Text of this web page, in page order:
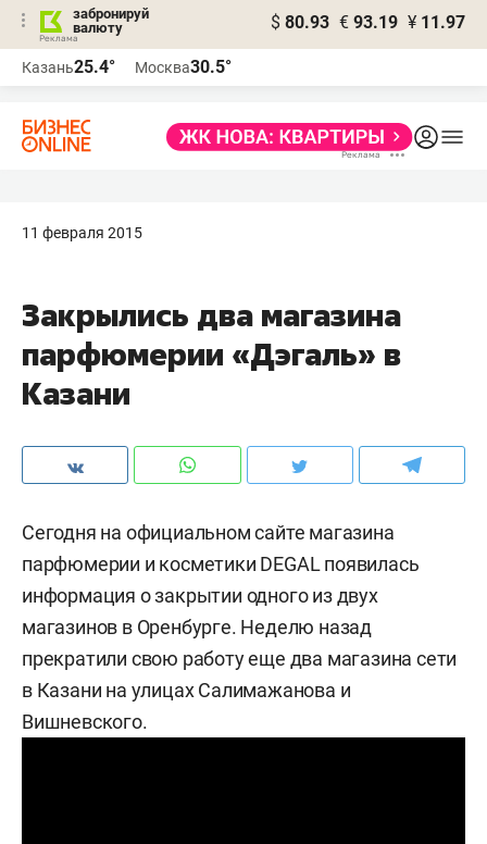
забронируй
валюту
$ 80.93 € 93.19 ¥ 11.97
Казань25.4° Москва30.5°
11 февраля 2015
Закрылись два магазина
парфюмерии «Дэгаль» в
Казани
Сегодня на официальном сайте магазина
парфюмерии и косметики DEGAL появилась
информация о закрытии одного из двух
магазинов в Оренбурге. Неделю назад
прекратили свою работу еще два магазина сети
в Казани на улицах Салимажанова и
Вишневского.